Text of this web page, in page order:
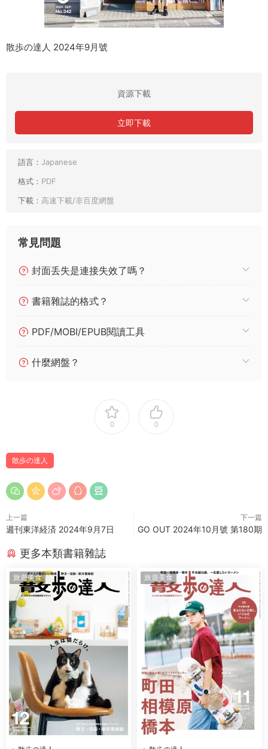
散歩の達人 2024年9月號
資源下載
立即下載
語言： Japanese
格式： PDF
下載： 高速下載/非百度網盤
常見問題
封面丢失是連接失效了嗎？
書籍雜誌的格式？
PDF/MOBI/EPUB閱讀工具
什麼網盤？
0 0
散歩の達人
上一篇
週刊東洋経済 2024年9月7日
下一篇
GO OUT 2024年10月號 第180期
更多本類書籍雜誌
旅遊美食 旅遊美食